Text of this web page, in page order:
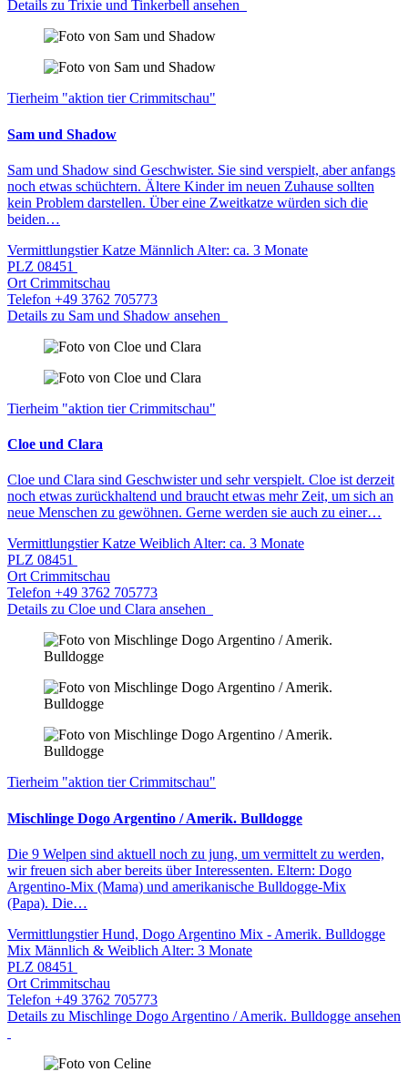
Details zu Trixie und Tinkerbell ansehen
Tierheim "aktion tier Crimmitschau"
Sam und Shadow
Sam und Shadow sind Geschwister. Sie sind verspielt, aber anfangs
noch etwas schüchtern. Ältere Kinder im neuen Zuhause sollten
kein Problem darstellen. Über eine Zweitkatze würden sich die
beiden…
Vermittlungstier Katze Männlich Alter: ca. 3 Monate
PLZ 08451
Ort Crimmitschau
Telefon +49 3762 705773
Details zu Sam und Shadow ansehen
Tierheim "aktion tier Crimmitschau"
Cloe und Clara
Cloe und Clara sind Geschwister und sehr verspielt. Cloe ist derzeit
noch etwas zurückhaltend und braucht etwas mehr Zeit, um sich an
neue Menschen zu gewöhnen. Gerne werden sie auch zu einer…
Vermittlungstier Katze Weiblich Alter: ca. 3 Monate
PLZ 08451
Ort Crimmitschau
Telefon +49 3762 705773
Details zu Cloe und Clara ansehen
Tierheim "aktion tier Crimmitschau"
Mischlinge Dogo Argentino / Amerik. Bulldogge
Die 9 Welpen sind aktuell noch zu jung, um vermittelt zu werden,
wir freuen sich aber bereits über Interessenten. Eltern: Dogo
Argentino-Mix (Mama) und amerikanische Bulldogge-Mix
(Papa). Die…
Vermittlungstier Hund, Dogo Argentino Mix - Amerik. Bulldogge
Mix Männlich & Weiblich Alter: 3 Monate
PLZ 08451
Ort Crimmitschau
Telefon +49 3762 705773
Details zu Mischlinge Dogo Argentino / Amerik. Bulldogge ansehen